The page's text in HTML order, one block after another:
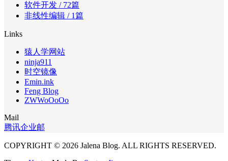
软件开发 / 72篇
非线性编辑 / 1篇
Links
猿人学网站
ninja911
时空镜像
Emin.ink
Feng Blog
ZWWoOoOo
Mail
腾讯企业邮
COPYRIGHT © 2026 Jalena Blog. ALL RIGHTS RESERVED.